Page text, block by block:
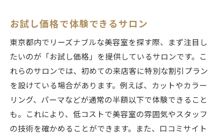
お試し価格で体験できるサロン
東京都内でリーズナブルな美容室を探す際、まず注目し
たいのが「お試し価格」を提供しているサロンです。こ
れらのサロンでは、初めての来店客に特別な割引プラン
を設けている場合があります。例えば、カットやカラー
リング、パーマなどが通常の半額以下で体験できること
も。これにより、低コストで美容室の雰囲気やスタッフ
の技術を確かめることができます。また、口コミサイト